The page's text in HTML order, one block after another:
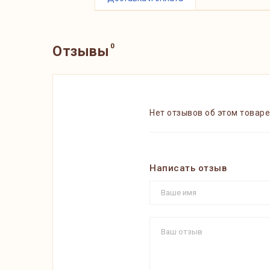
Отзывы 0
Нет отзывов об этом
Написать отзыв